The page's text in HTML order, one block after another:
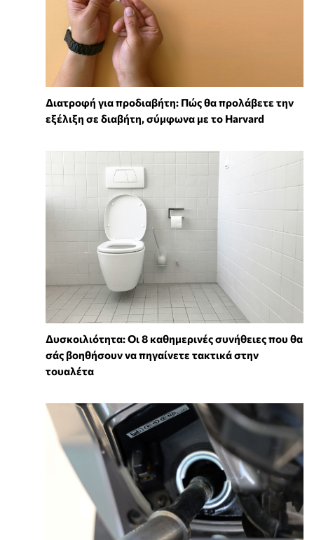
Διατροφή για προδιαβήτη: Πώς θα προλάβετε την
εξέλιξη σε διαβήτη, σύμφωνα με το Harvard
Δυσκοιλιότητα: Οι 8 καθημερινές συνήθειες που θα
σάς βοηθήσουν να πηγαίνετε τακτικά στην
τουαλέτα